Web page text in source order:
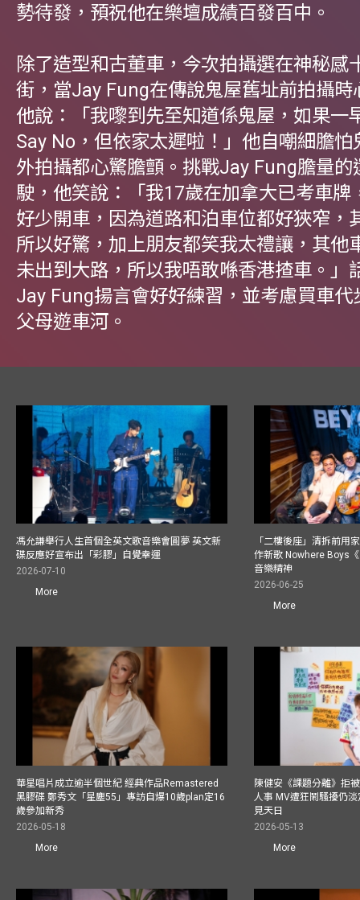
勢待發，預祝他在樂壇成績百發百中。
除了造型和古董車，今次拍攝選在神秘感
街，當Jay Fung在傳說鬼屋舊址前拍攝時
他說：「我嚟到先至知道係鬼屋，如果一
Say No，但依家太遲啦！」他自嘲細膽怕
外拍攝都心驚膽顫。挑戰Jay Fung膽量的
駛，他笑說：「我17歲在加拿大已考車牌
好少開車，因為道路和泊車位都好狹窄，
所以好驚，加上朋友都笑我太禮讓，其他
未出到大路，所以我唔敢喺香港揸車。」
Jay Fung揚言會好好練習，並考慮買車代
父母遊車河。
馮允謙舉行人生首個全英文歌音樂會圓夢 英文新
碟反應好宣布出「彩膠」自覺幸運
2026-07-10
More
「二樓後座」清拆前用
作新歌 Nowhere Boys
音樂精神
2026-06-25
More
華星唱片成立逾半個世紀 經典作品Remastered
黑膠碟 鄭秀文「星塵55」專訪自爆10歲plan定16
歲參加新秀
2026-05-18
More
陳健安《課題分離》拒
人事 MV遭狂鬧騷擾仍
見天日
2026-05-13
More